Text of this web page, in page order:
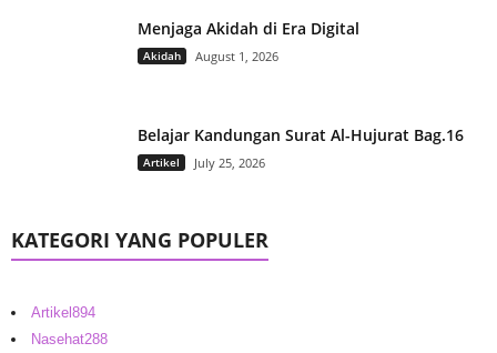
Menjaga Akidah di Era Digital
Akidah August 1, 2026
Belajar Kandungan Surat Al-Hujurat Bag.16
Artikel July 25, 2026
KATEGORI YANG POPULER
Artikel894
Nasehat288